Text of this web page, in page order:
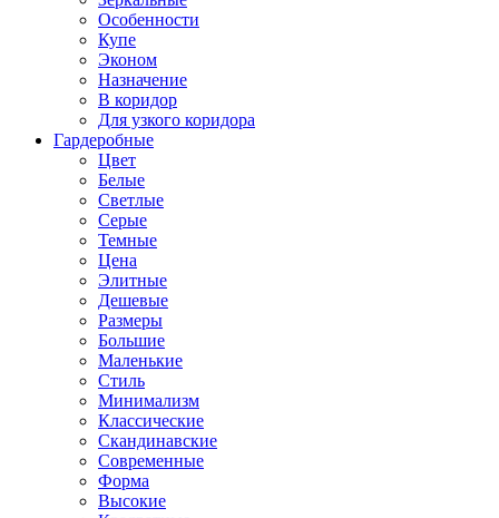
Особенности
Купе
Эконом
Назначение
В коридор
Для узкого коридора
Гардеробные
Цвет
Белые
Светлые
Серые
Темные
Цена
Элитные
Дешевые
Размеры
Большие
Маленькие
Стиль
Минимализм
Классические
Скандинавские
Современные
Форма
Высокие